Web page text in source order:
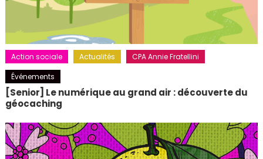
Action sociale Actualités
CPA Annie Fratellini
Événements
[Senior] Le numérique au grand air : découverte du
géocaching